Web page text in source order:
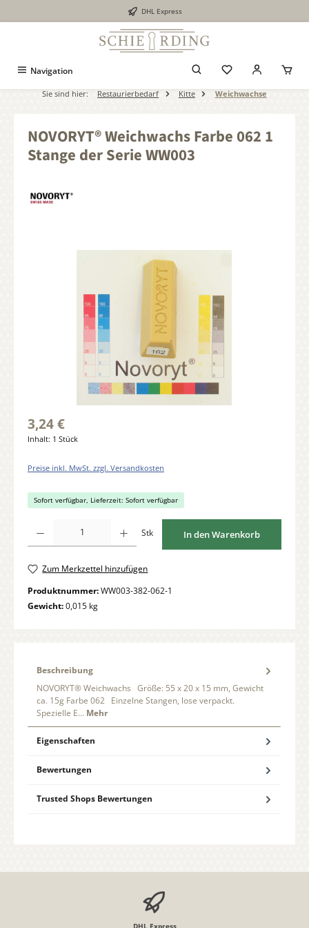
DHL Express
Navigation
Sie sind hier: Restaurierbedarf Kitte Weichwachse
NOVORYT® Weichwachs Farbe 062 1
Stange der Serie WW003
3,24 €
Inhalt: 1 Stück
Preise inkl. MwSt. zzgl. Versandkosten
Sofort verfügbar, Lieferzeit: Sofort verfügbar
Stk In den Warenkorb
Zum Merkzettel hinzufügen
Produktnummer:WW003-382-062-1
Gewicht:0,015 kg
Beschreibung
NOVORYT® Weichwachs Größe: 55 x 20 x 15 mm, Gewicht
ca. 15g Farbe 062 Einzelne Stangen, lose verpackt.
Spezielle E… Mehr
Eigenschaften
Bewertungen
Trusted Shops Bewertungen
DHL Express